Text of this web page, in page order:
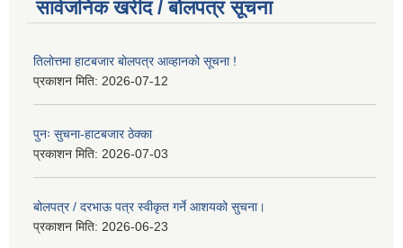
सार्वजनिक खरीद / बोलपत्र सूचना
तिलोत्तमा हाटबजार बोलपत्र आव्हानको सूचना !
प्रकाशन मिति: 2026-07-12
पुनः सुचना-हाटबजार ठेक्का
प्रकाशन मिति: 2026-07-03
बोलपत्र / दरभाऊ पत्र स्वीकृत गर्ने आशयको सुचना।
प्रकाशन मिति: 2026-06-23